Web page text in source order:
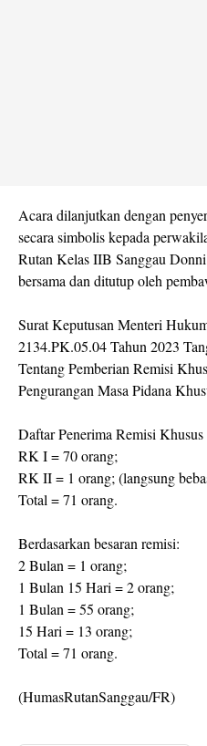
Acara dilanjutkan dengan
secara simbolis kepada
Rutan Kelas IIB Sanggau
bersama dan ditutup oleh
Surat Keputusan Menteri
2134.PK.05.04 Tahun 2023
Tentang Pemberian Remisi
Pengurangan Masa Pidana
Daftar Penerima Remisi
RK I = 70 orang;
RK II = 1 orang; (langsung
Total = 71 orang.
Berdasarkan besaran remisi:
2 Bulan = 1 orang;
1 Bulan 15 Hari = 2 orang;
1 Bulan = 55 orang;
15 Hari = 13 orang;
Total = 71 orang.
(HumasRutanSanggau/FR)